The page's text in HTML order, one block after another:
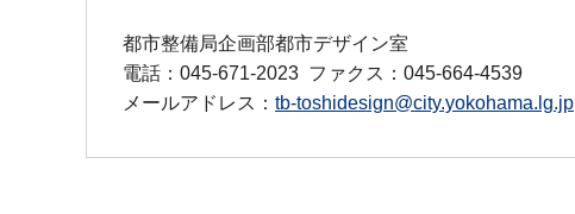
都市整備局企画部都市デザイン室
電話：045-671-2023 ファクス：045-664-4539
メールアドレス： tb-toshidesign@city.yokohama.lg.jp